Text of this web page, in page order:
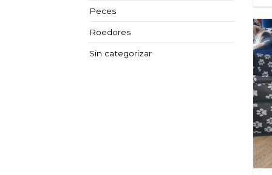
Peces
Roedores
Sin categorizar